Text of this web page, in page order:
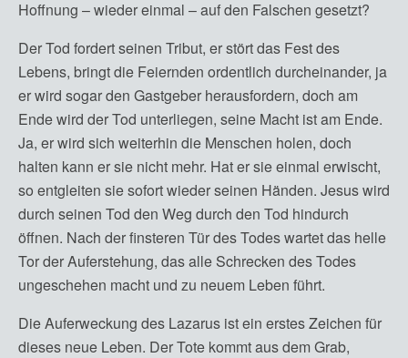
Hoffnung – wieder einmal – auf den Falschen gesetzt?
Der Tod fordert seinen Tribut, er stört das Fest des
Lebens, bringt die Feiernden ordentlich durcheinander, ja
er wird sogar den Gastgeber herausfordern, doch am
Ende wird der Tod unterliegen, seine Macht ist am Ende.
Ja, er wird sich weiterhin die Menschen holen, doch
halten kann er sie nicht mehr. Hat er sie einmal erwischt,
so entgleiten sie sofort wieder seinen Händen. Jesus wird
durch seinen Tod den Weg durch den Tod hindurch
öffnen. Nach der finsteren Tür des Todes wartet das helle
Tor der Auferstehung, das alle Schrecken des Todes
ungeschehen macht und zu neuem Leben führt.
Die Auferweckung des Lazarus ist ein erstes Zeichen für
dieses neue Leben. Der Tote kommt aus dem Grab,